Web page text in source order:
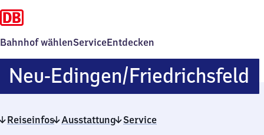
Bahnhof wählenServiceEntdecken
Neu-Edingen/​Friedrichsfeld
Reiseinfos Ausstattung Service